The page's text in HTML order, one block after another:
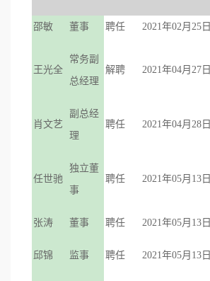
邵敏 董事 聘任 2021年02月25日
王光全
常务副
总经理
解聘 2021年04月27日
肖文艺
副总经
理
聘任 2021年04月28日
任世驰
独立董
事
聘任 2021年05月13日
张涛 董事 聘任 2021年05月13日
邱锦 监事 聘任 2021年05月13日